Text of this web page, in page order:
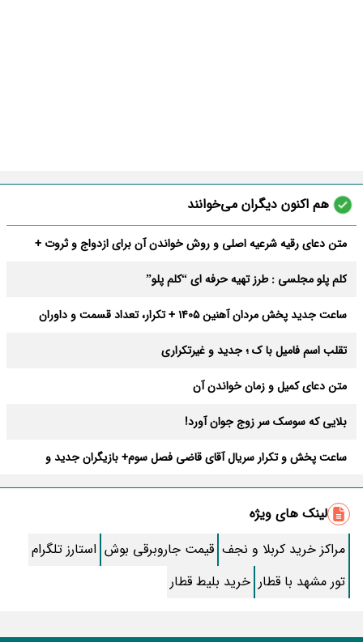
هم اکنون دیگران می‌خوانند
متن دعای رقیه شرعیه اصلی و روش خواندن آن برای ازدواج و ثروت +
کلم پلو مجلسی : طرز تهیه حرفه ای “کلم پلو”
ساعت جدید پخش مردان آهنین 1405 + تکرار، تعداد قسمت و داوران
تقلب اسم فامیل با ک ؛ جدید و غیرتکراری
متن دعای کمیل و زمان خواندن آن
بلایی که سوسک سر زوج جوان آورد!
ساعت پخش و تکرار سریال آقای قاضی فصل سوم+ بازیگران جدید و
طرز تهیه سالاد ماکارونی خانگی خوشمزه و لذیذ + آموزش تصویری
طرز تهیه پاستا با سس آلفردو و مرغ فوری + آموزش تصویری پنه
جواب کامل اسم فامیل با “س”
ماه قرمز نشانه آخر دنیا در آسمان ظاهر شد !
جملات زیبا برای بهترین پدر دنیا
لینک های ویژه
مراکز خرید کربلا و نجف قیمت جاروبرقی بوش استارز تلگرام
تور مشهد با قطار خرید بلیط قطار